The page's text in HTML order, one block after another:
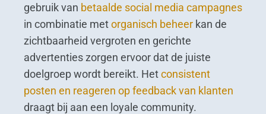
gebruik van betaalde social media campagnes
in combinatie metorganisch beheer kan de
zichtbaarheid vergroten en gerichte
advertenties zorgen ervoor dat de juiste
doelgroep wordt bereikt. Hetconsistent
posten en reageren op feedback van klanten
draagt bij aan een loyale community.